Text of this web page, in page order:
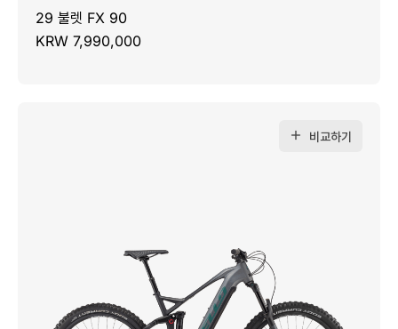
29 불렛 FX 90
KRW 7,990,000
비교하기